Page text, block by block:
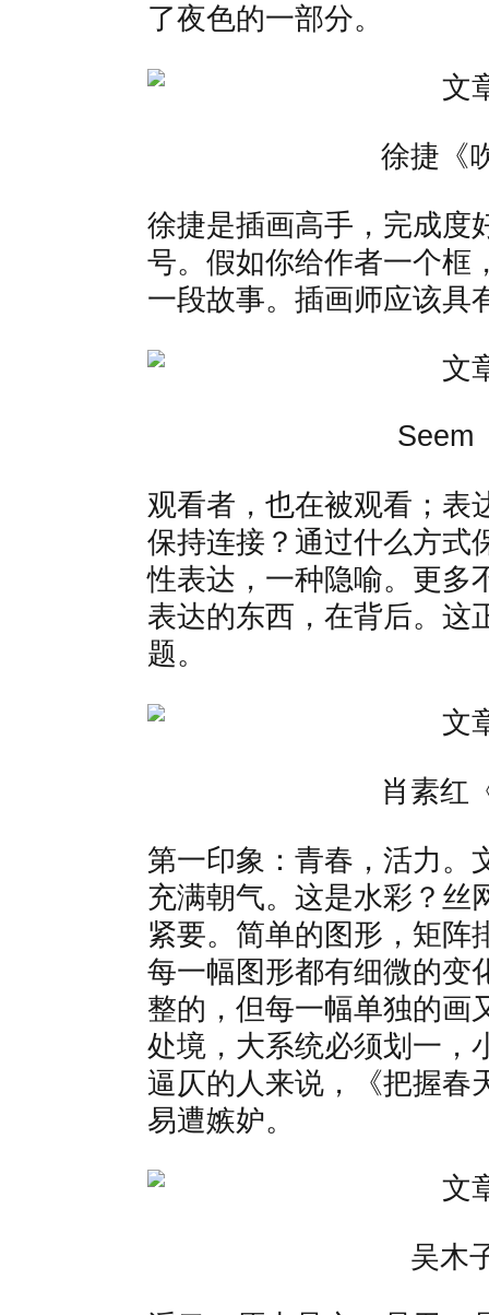
了夜色的一部分。
徐捷《
徐捷是插画高手，完成度
号。假如你给作者一个框
一段故事。插画师应该具
Seem
观看者，也在被观看；表
保持连接？通过什么方式
性表达，一种隐喻。更多
表达的东西，在背后。这
题。
肖素红
第一印象：青春，活力。
充满朝气。这是水彩？丝
紧要。简单的图形，矩阵
每一幅图形都有细微的变
整的，但每一幅单独的画
处境，大系统必须划一，
逼仄的人来说，《把握春
易遭嫉妒。
吴木